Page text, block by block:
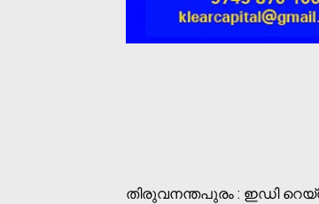
തിരുവനന്തപുരം : ഇഡി